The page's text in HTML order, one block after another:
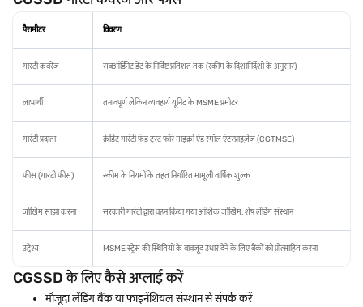
पैरामीटर विवरण
गारंटी कवरेज सबऑर्डिनेट डेट के निर्दिष्ट प्रतिशत तक (स्कीम के दिशानिर्देशों के अनुसार)
लाभार्थी तनावपूर्ण लेकिन व्यवहार्य यूनिट के MSME प्रमोटर
गारंटी प्रदाता क्रेडिट गारंटी फंड ट्रस्ट फॉर माइक्रो एंड स्मॉल एंटरप्राइज़ेज़ (CGTMSE)
फीस (गारंटी फीस) स्कीम के नियमों के तहत निर्धारित मामूली वार्षिक शुल्क
जोखिम साझा करना सरकारी गारंटी द्वारा वहन किया गया आंशिक जोखिम, शेष लेंडिंग संस्थान
उद्देश्य MSME स्ट्रेस की स्थितियों के बावजूद उधार देने के लिए बैंकों को प्रोत्साहित करना
CGSSD के लिए कैसे अप्लाई करें
मौजूदा लेंडिंग बैंक या फाइनेंशियल संस्थान से संपर्क करें